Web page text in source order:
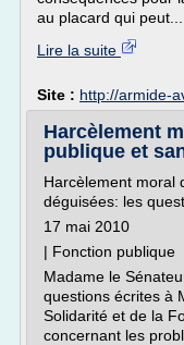
au placard qui peut...
Lire la suite
Site : http://armide-
Harcèlement
publique et
Harcèlement moral
déguisées: les
17 mai 2010
| Fonction publique
Madame le
questions écrites à
Solidarité et de la
concernant les